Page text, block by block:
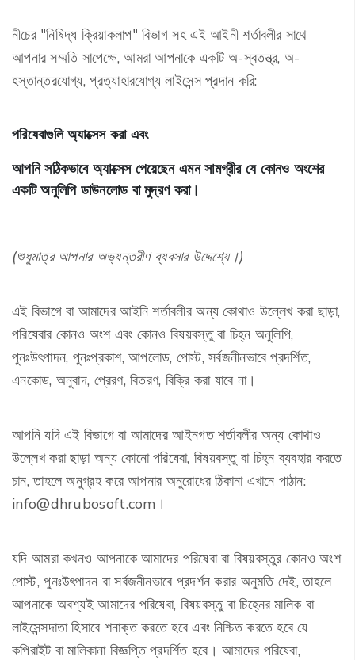
নীচের "নিষিদ্ধ ক্রিয়াকলাপ" বিভাগ সহ এই আইনী শর্তাবলীর সাথে
আপনার সম্মতি সাপেক্ষে, আমরা আপনাকে একটি অ-স্বতন্ত্র, অ-
হস্তান্তরযোগ্য, প্রত্যাহারযোগ্য লাইসেন্স প্রদান করি:
পরিষেবাগুলি অ্যাক্সেস করা এবং
আপনি সঠিকভাবে অ্যাক্সেস পেয়েছেন এমন সামগ্রীর যে কোনও অংশের
একটি অনুলিপি ডাউনলোড বা মুদ্রণ করা।
(শুধুমাত্র আপনার অভ্যন্তরীণ ব্যবসার উদ্দেশ্যে।)
এই বিভাগে বা আমাদের আইনি শর্তাবলীর অন্য কোথাও উল্লেখ করা ছাড়া,
পরিষেবার কোনও অংশ এবং কোনও বিষয়বস্তু বা চিহ্ন অনুলিপি,
পুনঃউৎপাদন, পুনঃপ্রকাশ, আপলোড, পোস্ট, সর্বজনীনভাবে প্রদর্শিত,
এনকোড, অনুবাদ, প্রেরণ, বিতরণ, বিক্রি করা যাবে না।
আপনি যদি এই বিভাগে বা আমাদের আইনগত শর্তাবলীর অন্য কোথাও
উল্লেখ করা ছাড়া অন্য কোনো পরিষেবা, বিষয়বস্তু বা চিহ্ন ব্যবহার করতে
চান, তাহলে অনুগ্রহ করে আপনার অনুরোধের ঠিকানা এখানে পাঠান:
info@dhrubosoft.com।
যদি আমরা কখনও আপনাকে আমাদের পরিষেবা বা বিষয়বস্তুর কোনও অংশ
পোস্ট, পুনঃউৎপাদন বা সর্বজনীনভাবে প্রদর্শন করার অনুমতি দেই, তাহলে
আপনাকে অবশ্যই আমাদের পরিষেবা, বিষয়বস্তু বা চিহ্নের মালিক বা
লাইসেন্সদাতা হিসাবে শনাক্ত করতে হবে এবং নিশ্চিত করতে হবে যে
কপিরাইট বা মালিকানা বিজ্ঞপ্তি প্রদর্শিত হবে। আমাদের পরিষেবা,